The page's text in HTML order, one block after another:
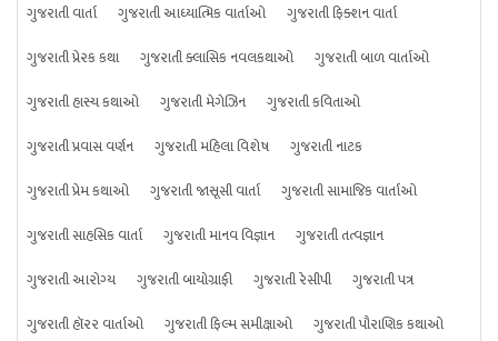
ગુજરાતી વાર્તા ગુજરાતી આધ્યાત્મિક વાર્તાઓ
ગુજરાતી ફિક્શન વાર્તા
ગુજરાતી પ્રેરક કથા
ગુજરાતી ક્લાસિક નવલકથાઓ
ગુજરાતી બાળ વાર્તાઓ
ગુજરાતી હાસ્ય કથાઓ
ગુજરાતી મેગેઝિન
ગુજરાતી કવિતાઓ
ગુજરાતી પ્રવાસ વર્ણન
ગુજરાતી મહિલા વિશેષ
ગુજરાતી નાટક
ગુજરાતી પ્રેમ કથાઓ
ગુજરાતી જાસૂસી વાર્તા
ગુજરાતી સામાજિક વાર્તાઓ
ગુજરાતી સાહસિક વાર્તા
ગુજરાતી માનવ વિજ્ઞાન
ગુજરાતી તત્વજ્ઞાન
ગુજરાતી આરોગ્ય
ગુજરાતી બાયોગ્રાફી ગુજરાતી રેસીપી
ગુજરાતી પત્ર
ગુજરાતી હૉરર વાર્તાઓ
ગુજરાતી ફિલ્મ સમીક્ષાઓ
ગુજરાતી પૌરાણિક કથાઓ